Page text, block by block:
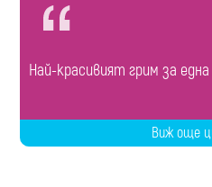
Най-красивият грим за
Виж още